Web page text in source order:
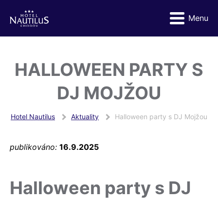
Menu
HALLOWEEN PARTY S
DJ MOJŽOU
Hotel Nautilus Aktuality Halloween party s DJ Mojžou
publikováno: 16.9.2025
Halloween party s DJ